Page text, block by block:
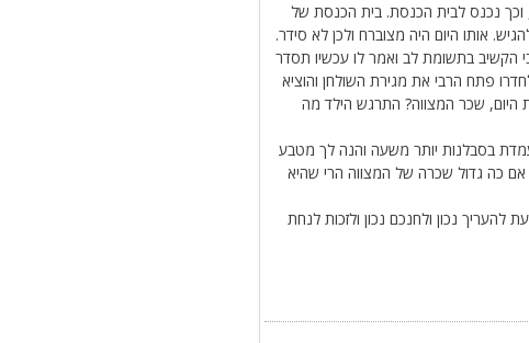
וכך נכנס לבית הכנסת. בית הכנסת של
אותו היום היה מצוברח ולכן לא סידר.
הקשיב בתשומת לב ואמר לו עכשיו תסדר
פתח הרבי את מגירת השולחן והוציא
שכר המצווה? התרגש הילד מה
בסבלנות יותר משעה והנה לך מטבע
אם כה גדול שכרה של המצווה הרי שהיא
להעריך נכון ולחנכם נכון ולזכות לנחת